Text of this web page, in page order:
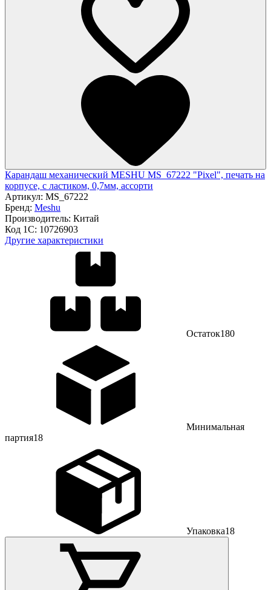
Карандаш механический MESHU MS_67222 "Pixel", печать на
корпусе, с ластиком, 0,7мм, ассорти
Артикул: MS_67222
Бренд: Meshu
Производитель: Китай
Код 1С: 10726903
Другие характеристики
Остаток180
Минимальная
партия18
Упаковка18